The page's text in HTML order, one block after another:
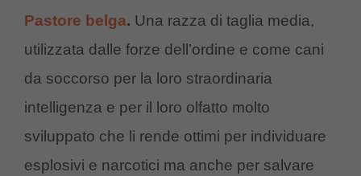
Pastore belga. Una razza di taglia media,
utilizzata dalle forze dell’ordine e come cani
da soccorso per la loro straordinaria
intelligenza e per il loro olfatto molto
sviluppato che li rende ottimi per individuare
esplosivi e narcotici ma anche per salvare